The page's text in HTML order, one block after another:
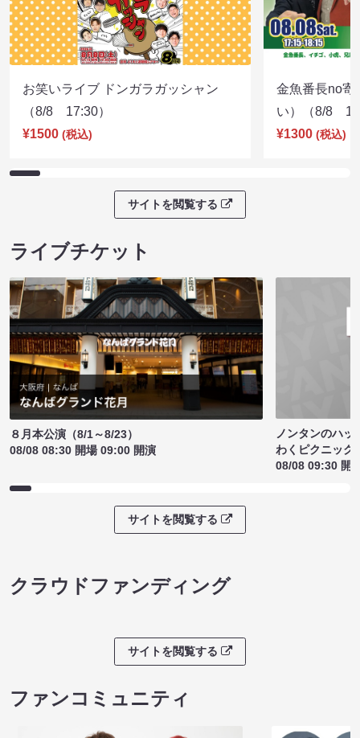
お笑いライブ ドンガラガッシャン
（8/8 17:30）
¥1500 (税込)
金魚番長no寄
い）（8/8
¥1300 (税込)
サイトを閲覧する
ライブチケット
８月本公演（8/1～8/23）
08/08 08:30 開場 09:00 開演
ノンタンのハッ
わくピクニック
08/08 09:30 開
サイトを閲覧する
クラウドファンディング
サイトを閲覧する
ファンコミュニティ